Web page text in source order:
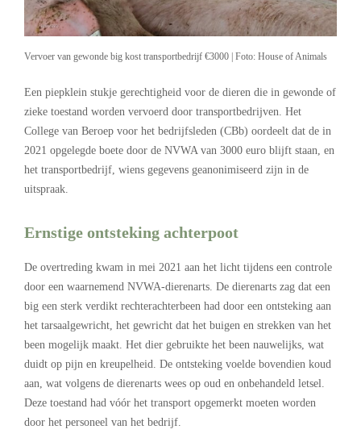
Vervoer van gewonde big kost transportbedrijf €3000 | Foto: House of Animals
Een piepklein stukje gerechtigheid voor de dieren die in gewonde of
zieke toestand worden vervoerd door transportbedrijven. Het
College van Beroep voor het bedrijfsleden (CBb) oordeelt dat de in
2021 opgelegde boete door de NVWA van 3000 euro blijft staan, en
het transportbedrijf, wiens gegevens geanonimiseerd zijn in de
uitspraak.
Ernstige ontsteking achterpoot
De overtreding kwam in mei 2021 aan het licht tijdens een controle
door een waarnemend NVWA-dierenarts. De dierenarts zag dat een
big een sterk verdikt rechterachterbeen had door een ontsteking aan
het tarsaalgewricht, het gewricht dat het buigen en strekken van het
been mogelijk maakt. Het dier gebruikte het been nauwelijks, wat
duidt op pijn en kreupelheid. De ontsteking voelde bovendien koud
aan, wat volgens de dierenarts wees op oud en onbehandeld letsel.
Deze toestand had vóór het transport opgemerkt moeten worden
door het personeel van het bedrijf.